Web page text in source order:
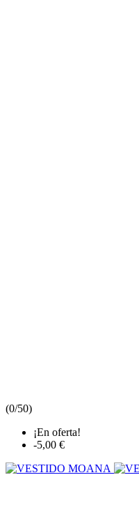
(0/50)
¡En oferta!
-5,00 €